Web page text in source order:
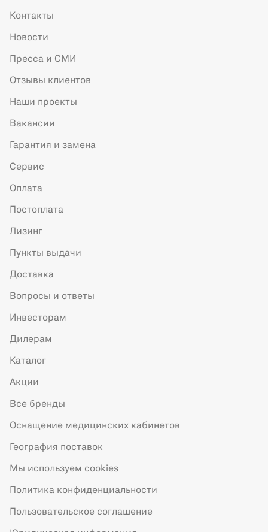
Контакты
Новости
Пресса и СМИ
Отзывы клиентов
Наши проекты
Вакансии
Гарантия и замена
Сервис
Оплата
Постоплата
Лизинг
Пункты выдачи
Доставка
Вопросы и ответы
Инвесторам
Дилерам
Каталог
Акции
Все бренды
Оснащение медицинских кабинетов
География поставок
Мы используем cookies
Политика конфиденциальности
Пользовательское соглашение